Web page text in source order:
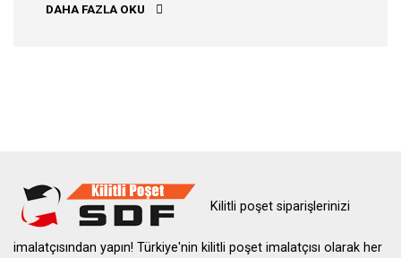
DAHA FAZLA OKU AĞRI KILITLI POŞET
Kilitli poşet siparişlerinizi
imalatçısından yapın! Türkiye'nin kilitli poşet imalatçısı olarak her